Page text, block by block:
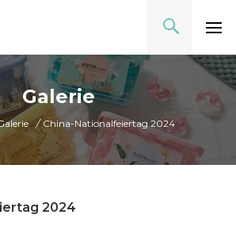
Galerie
/ China-Nationalfeiertag 2024
2024